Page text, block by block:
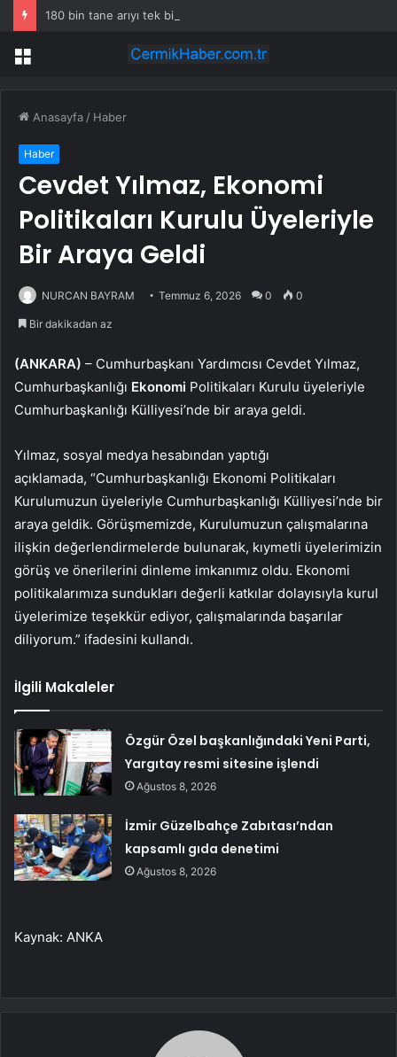
180 bin tane arıyı tek bir amaç doğaya saldılar
Menü
Anasayfa / Haber
Haber
Cevdet Yılmaz, Ekonomi
Politikaları Kurulu Üyeleriyle
Bir Araya Geldi
NURCAN BAYRAM Temmuz 6, 2026 0 0
Bir dakikadan az
(ANKARA) – Cumhurbaşkanı Yardımcısı Cevdet Yılmaz,
Cumhurbaşkanlığı Ekonomi Politikaları Kurulu üyeleriyle
Cumhurbaşkanlığı Külliyesi’nde bir araya geldi.
Yılmaz, sosyal medya hesabından yaptığı
açıklamada, “Cumhurbaşkanlığı Ekonomi Politikaları
Kurulumuzun üyeleriyle Cumhurbaşkanlığı Külliyesi’nde bir
araya geldik. Görüşmemizde, Kurulumuzun çalışmalarına
ilişkin değerlendirmelerde bulunarak, kıymetli üyelerimizin
görüş ve önerilerini dinleme imkanımız oldu. Ekonomi
politikalarımıza sundukları değerli katkılar dolayısıyla kurul
üyelerimize teşekkür ediyor, çalışmalarında başarılar
diliyorum.” ifadesini kullandı.
İlgili Makaleler
Özgür Özel başkanlığındaki Yeni Parti,
Yargıtay resmi sitesine işlendi
Ağustos 8, 2026
İzmir Güzelbahçe Zabıtası’ndan
kapsamlı gıda denetimi
Ağustos 8, 2026
Kaynak: ANKA